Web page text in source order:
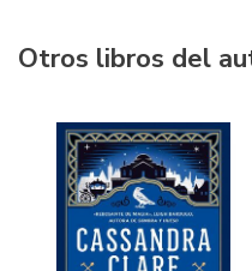
Otros libros del